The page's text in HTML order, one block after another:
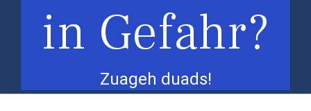
in Gefahr?
Zuageh duads!